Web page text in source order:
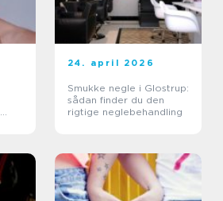
24. april 2026
Smukke negle i Glostrup:
sådan finder du den
rigtige neglebehandling